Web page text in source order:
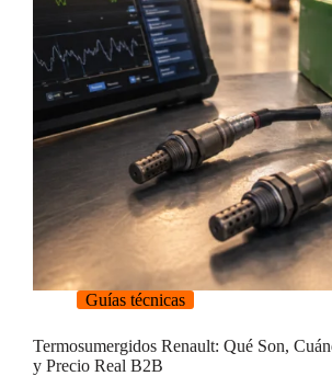
Guías técnicas
Termosumergidos Renault: Qué Son,
y Precio Real B2B